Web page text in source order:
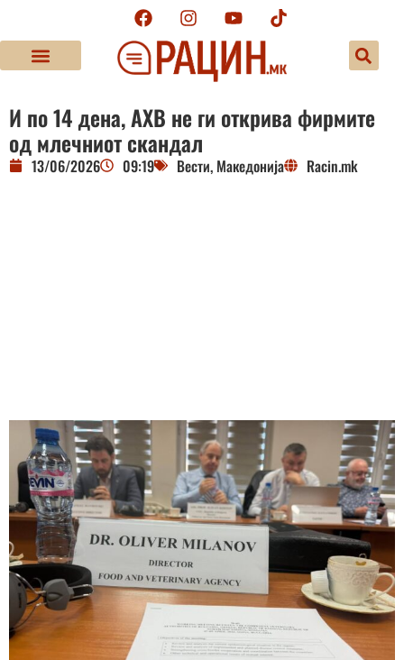
И по 14 дена, АХВ не ги открива фирмите
од млечниот скандал
13/06/2026 09:19 Вести, Македонија Racin.mk